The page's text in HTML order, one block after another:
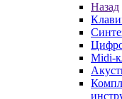
Назад
Midi-